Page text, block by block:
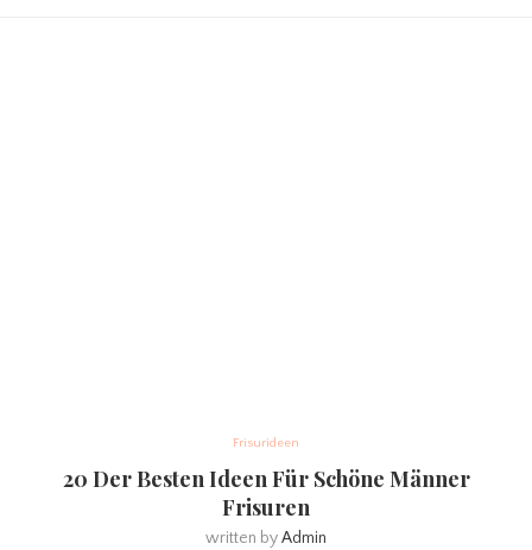
Frisurideen
20 Der Besten Ideen Für Schöne Männer
Frisuren
written byAdmin